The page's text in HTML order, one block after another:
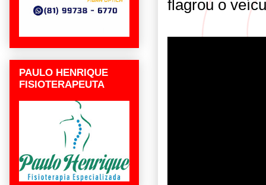
flagrou o
PAULO HENRIQUE
FISIOTERAPEUTA